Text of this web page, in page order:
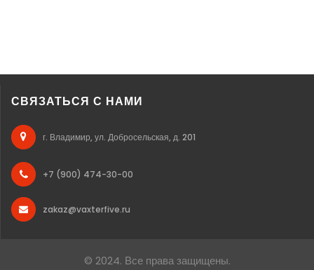
СВЯЗАТЬСЯ С НАМИ
г. Владимир, ул. Добросельская, д. 201
+7 (900) 474-30-00
zakaz@vaxterfive.ru
© 2024. Все права защищены.